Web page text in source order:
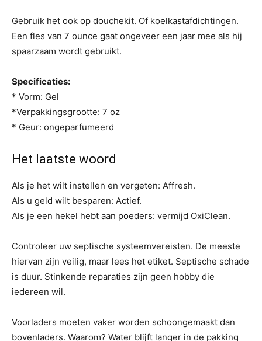
Gebruik het ook op douchekit. Of koelkastafdichtingen.
Een fles van 7 ounce gaat ongeveer een jaar mee als hij
spaarzaam wordt gebruikt.
Specificaties:
* Vorm: Gel
*Verpakkingsgrootte: 7 oz
* Geur: ongeparfumeerd
Het laatste woord
Als je het wilt instellen en vergeten: Affresh.
Als u geld wilt besparen: Actief.
Als je een hekel hebt aan poeders: vermijd OxiClean.
Controleer uw septische systeemvereisten. De meeste
hiervan zijn veilig, maar lees het etiket. Septische schade
is duur. Stinkende reparaties zijn geen hobby die
iedereen wil.
Voorladers moeten vaker worden schoongemaakt dan
bovenladers. Waarom? Water blijft langer in de pakking